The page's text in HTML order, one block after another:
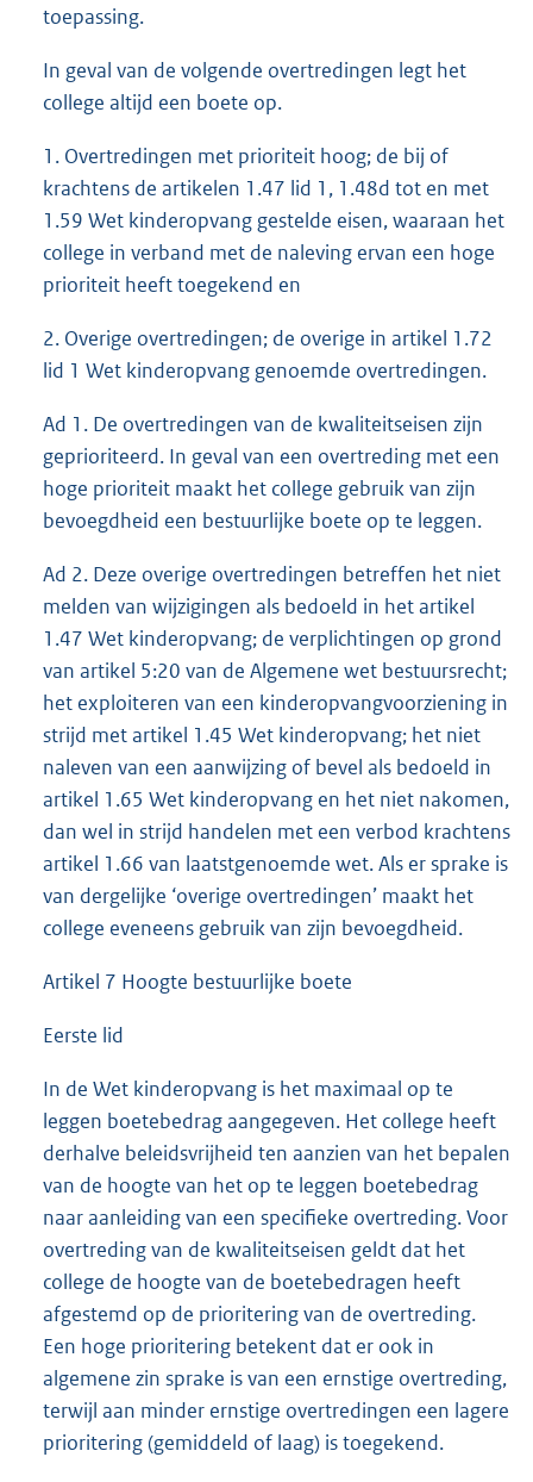
toepassing.
In geval van de volgende overtredingen legt het
college altijd een boete op.
1. Overtredingen met prioriteit hoog; de bij of
krachtens de artikelen 1.47 lid 1, 1.48d tot en met
1.59 Wet kinderopvang gestelde eisen, waaraan het
college in verband met de naleving ervan een hoge
prioriteit heeft toegekend en
2. Overige overtredingen; de overige in artikel 1.72
lid 1 Wet kinderopvang genoemde overtredingen.
Ad 1. De overtredingen van de kwaliteitseisen zijn
geprioriteerd. In geval van een overtreding met een
hoge prioriteit maakt het college gebruik van zijn
bevoegdheid een bestuurlijke boete op te leggen.
Ad 2. Deze overige overtredingen betreffen het niet
melden van wijzigingen als bedoeld in het artikel
1.47 Wet kinderopvang; de verplichtingen op grond
van artikel 5:20 van de Algemene wet bestuursrecht;
het exploiteren van een kinderopvangvoorziening in
strijd met artikel 1.45 Wet kinderopvang; het niet
naleven van een aanwijzing of bevel als bedoeld in
artikel 1.65 Wet kinderopvang en het niet nakomen,
dan wel in strijd handelen met een verbod krachtens
artikel 1.66 van laatstgenoemde wet. Als er sprake is
van dergelijke ‘overige overtredingen’ maakt het
college eveneens gebruik van zijn bevoegdheid.
Artikel 7 Hoogte bestuurlijke boete
Eerste lid
In de Wet kinderopvang is het maximaal op te
leggen boetebedrag aangegeven. Het college heeft
derhalve beleidsvrijheid ten aanzien van het bepalen
van de hoogte van het op te leggen boetebedrag
naar aanleiding van een specifieke overtreding. Voor
overtreding van de kwaliteitseisen geldt dat het
college de hoogte van de boetebedragen heeft
afgestemd op de prioritering van de overtreding.
Een hoge prioritering betekent dat er ook in
algemene zin sprake is van een ernstige overtreding,
terwijl aan minder ernstige overtredingen een lagere
prioritering (gemiddeld of laag) is toegekend.